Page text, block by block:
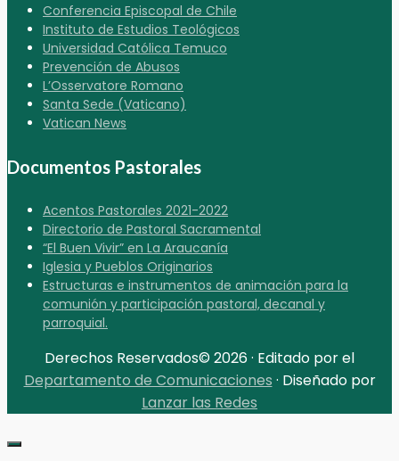
Conferencia Episcopal de Chile
Instituto de Estudios Teológicos
Universidad Católica Temuco
Prevención de Abusos
L’Osservatore Romano
Santa Sede (Vaticano)
Vatican News
Documentos Pastorales
Acentos Pastorales 2021-2022
Directorio de Pastoral Sacramental
“El Buen Vivir” en La Araucanía
Iglesia y Pueblos Originarios
Estructuras e instrumentos de animación para la
comunión y participación pastoral, decanal y
parroquial.
Derechos Reservados© 2026 · Editado por el
Departamento de Comunicaciones · Diseñado por
Lanzar las Redes